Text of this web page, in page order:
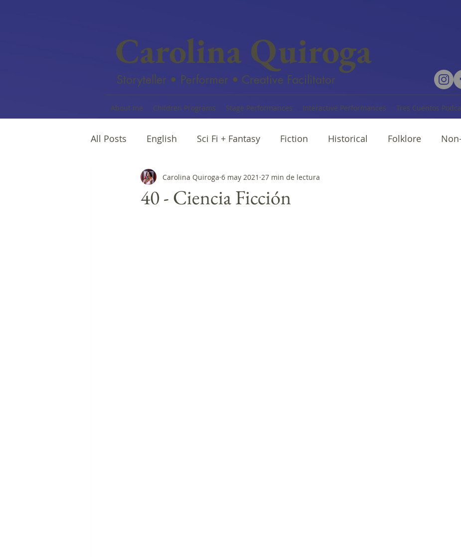
Carolina Quiroga
Storyteller • Performer • Creative Facilitator
About me Children Programs Stage Performances Interactive Performances Tres Cuentos
All Posts English Sci Fi + Fantasy Fiction Historical Folklore
Female writers Afro Narratives Cuentos
40 - Ciencia Ficción
Carolina Quiroga 6 may 2021 27 min de lectura